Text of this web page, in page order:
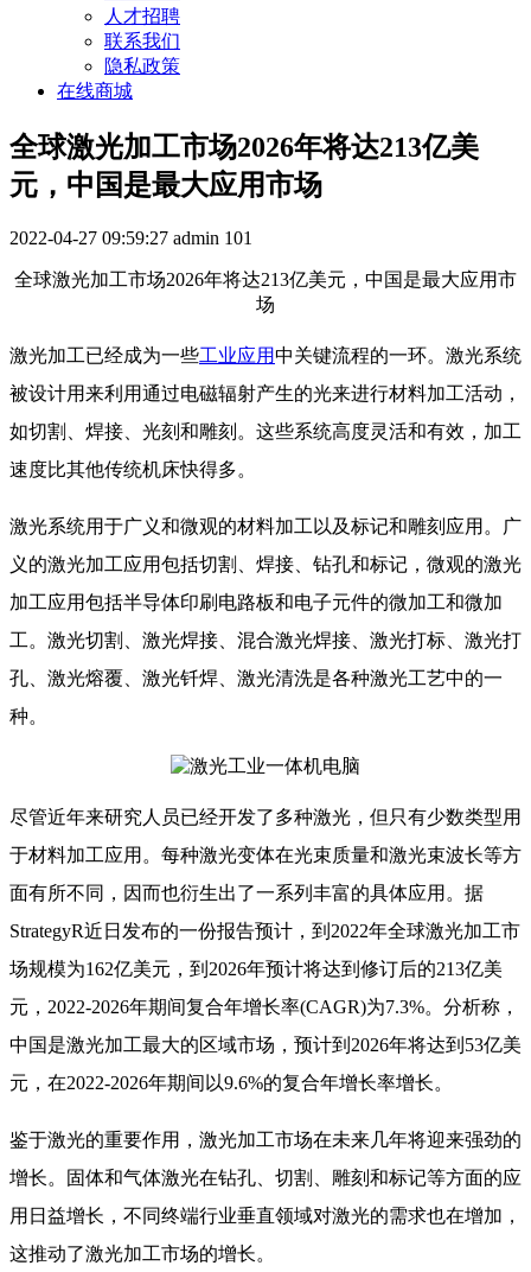
人才招聘
联系我们
隐私政策
在线商城
​全球激光加工市场2026年将达213亿美
元，中国是最大应用市场
2022-04-27 09:59:27 admin 101
全球激光加工市场2026年将达213亿美元，中国是最大应用市
场
激光加工已经成为一些工业应用中关键流程的一环。激光系统
被设计用来利用通过电磁辐射产生的光来进行材料加工活动，
如切割、焊接、光刻和雕刻。这些系统高度灵活和有效，加工
速度比其他传统机床快得多。
激光系统用于广义和微观的材料加工以及标记和雕刻应用。广
义的激光加工应用包括切割、焊接、钻孔和标记，微观的激光
加工应用包括半导体印刷电路板和电子元件的微加工和微加
工。激光切割、激光焊接、混合激光焊接、激光打标、激光打
孔、激光熔覆、激光钎焊、激光清洗是各种激光工艺中的一
种。
尽管近年来研究人员已经开发了多种激光，但只有少数类型用
于材料加工应用。每种激光变体在光束质量和激光束波长等方
面有所不同，因而也衍生出了一系列丰富的具体应用。据
StrategyR近日发布的一份报告预计，到2022年全球激光加工市
场规模为162亿美元，到2026年预计将达到修订后的213亿美
元，2022-2026年期间复合年增长率(CAGR)为7.3%。分析称，
中国是激光加工最大的区域市场，预计到2026年将达到53亿美
元，在2022-2026年期间以9.6%的复合年增长率增长。
鉴于激光的重要作用，激光加工市场在未来几年将迎来强劲的
增长。固体和气体激光在钻孔、切割、雕刻和标记等方面的应
用日益增长，不同终端行业垂直领域对激光的需求也在增加，
这推动了激光加工市场的增长。